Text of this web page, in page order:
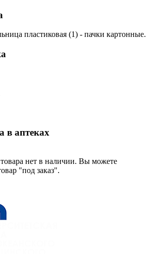
пластиковая (1) - пачки картонные.
в аптеках
нет в наличии. Вы можете
"под заказ".